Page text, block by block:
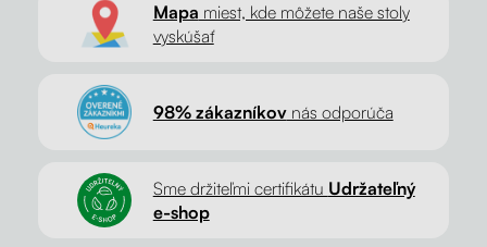
Mapa miest, kde môžete naše stoly
vyskúšať
98% zákazníkovnás odporúča
Sme držiteľmi certifikátu Udržateľný
e-shop